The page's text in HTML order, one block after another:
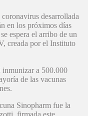
desarrollada
en los próximos días
espera el arribo de un
creada por el Instituto
a 500.000
de las vacunas
Sinopharm fue la